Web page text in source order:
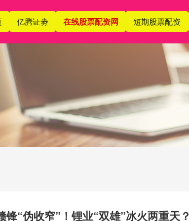
亿腾证劵 在线股票配资网 短期股票配资
“伪收窄”！锂业“双雄”冰火两重天？